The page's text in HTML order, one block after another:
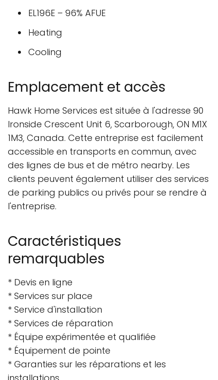
EL196E – 96% AFUE
Heating
Cooling
Emplacement et accès
Hawk Home Services est située à l'adresse 90
Ironside Crescent Unit 6, Scarborough, ON M1X
1M3, Canada. Cette entreprise est facilement
accessible en transports en commun, avec
des lignes de bus et de métro nearby. Les
clients peuvent également utiliser des services
de parking publics ou privés pour se rendre à
l'entreprise.
Caractéristiques
remarquables
* Devis en ligne
* Services sur place
* Service d'installation
* Services de réparation
* Équipe expérimentée et qualifiée
* Équipement de pointe
* Garanties sur les réparations et les